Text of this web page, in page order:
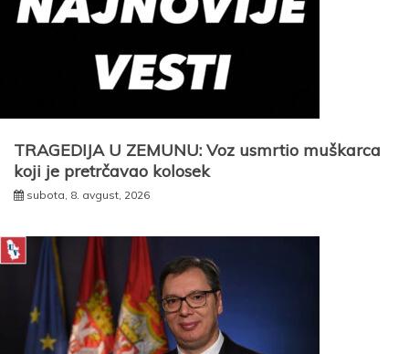
TRAGEDIJA U ZEMUNU: Voz usmrtio muškarca
koji je pretrčavao kolosek
subota, 8. avgust, 2026